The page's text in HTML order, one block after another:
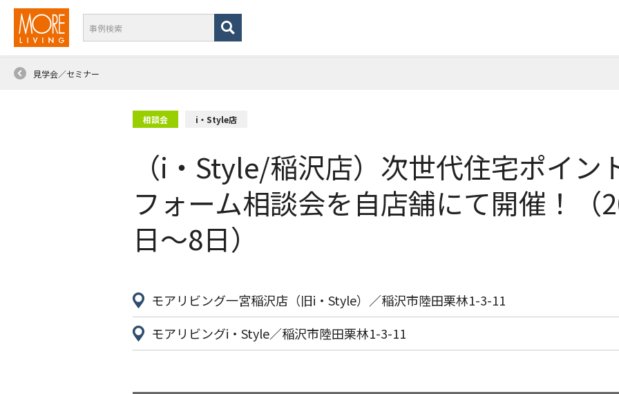
見学会／セミナー
相談会 i・Style店
（i・Style/稲沢店）次世代住宅ポイン
フォーム相談会を自店舗にて開催！（
日〜8日）
モアリビング一宮稲沢店（旧i・Style）／稲沢市陸田栗林1-3-11
モアリビングi・Style／稲沢市陸田栗林1-3-11